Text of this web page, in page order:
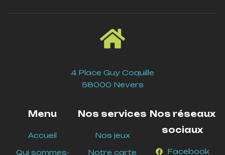
4 Place Guy Coquille
58000 Nevers
Menu
Accueil
Qui sommes-
Nos services
Nos jeux
Notre carte
Nos réseaux
sociaux
Facebook